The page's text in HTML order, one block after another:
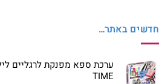
חדשים באתר…
TIME